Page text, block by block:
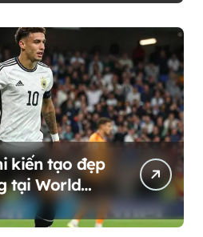
kiến tạo đẹp
tại World